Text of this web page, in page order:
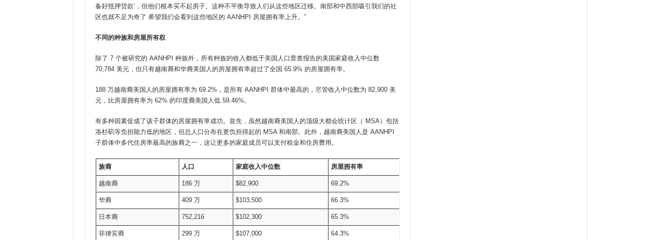
备好抵押贷款’，但他们根本买不起房子。这种不平衡导致人们从这些地区迁移。南部和中西部吸引我们的社
区也就不足为奇了 希望我们会看到这些地区的 AANHPI 房屋拥有率上升。”
不同的种族和房屋所有权
除了 7 个被研究的 AANHPI 种族外，所有种族的收入都低于美国人口普查报告的美国家庭收入中位数
70,784 美元，但只有越南裔和华裔美国人的房屋拥有率超过了全国 65.9% 的房屋拥有率。
188 万越南裔美国人的房屋拥有率为 69.2%，是所有 AANHPI 群体中最高的，尽管收入中位数为 82,900 美
元，比房屋拥有率为 62% 的印度裔美国人低 59.46%。
有多种因素促成了该子群体的房屋拥有率成功。首先，虽然越南裔美国人的顶级大都会统计区（ MSA）包括
洛杉矶等负担能力低的地区，但总人口分布在更负担得起的 MSA 和南部。此外，越南裔美国人是 AANHPI
子群体中多代住房率最高的族裔之一，这让更多的家庭成员可以支付租金和住房费用。
族裔 人口 家庭收入中位数 房屋拥有率
越南裔 186 万 $82,900 69.2%
华裔 409 万 $103,500 66.3%
日本裔 752,216 $102,300 65.3%
菲律宾裔 299 万 $107,000 64.3%